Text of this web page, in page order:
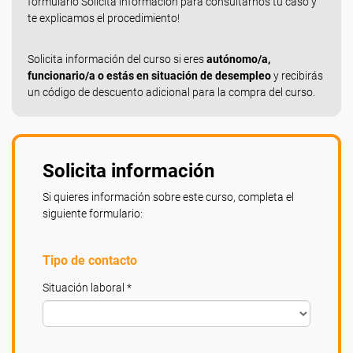
te explicamos el procedimiento!
Solicita información del curso si eresautónomo/a,
funcionario/a o estás en situación de desempleoy recibirás
un código de descuento adicional para la compra del curso.
Solicita información
Si quieres información sobre este curso, completa el
siguiente formulario:
Tipo de contacto
Situación laboral *